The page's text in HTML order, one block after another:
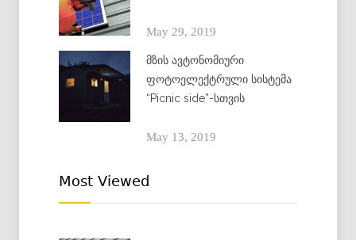
May 29, 2019
მზის ავტონომიური
ფოტოელექტრული სისტემა
“Picnic side”-სთვის
May 13, 2019
Most Viewed